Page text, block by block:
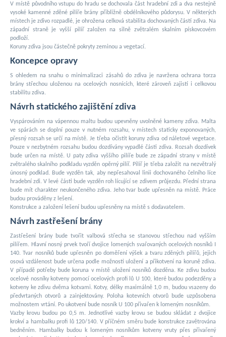
V místě původního vstupu do hradu se dochovala část hradební zdi a dva nestejně
vysoké kamenné zděné pilíře brány přibližně obdélníkového půdorysu. V některých
místech je zdivo rozpadlé, je ohrožena celková stabilita dochovaných částí zdiva. Na
západní straně je vyšší pilíř založen na silně zvětralém skalním pískovcovém
podloží.
Koruny zdiva jsou částečně pokryty zeminou a vegetací.
Koncepce opravy
S ohledem na snahu o minimalizaci zásahů do zdiva je navržena ochrana torza
brány střechou uloženou na ocelových nosnících, které zároveň zajistí i celkovou
stabilitu zdiva.
Návrh statického zajištění zdiva
Vyspárováním na vápennou maltu budou upevněny uvolněné kameny zdiva. Malta
ve spárách se doplní pouze v nutném rozsahu, v místech staticky exponovaných,
přesný rozsah se určí na místě. Je třeba očistit koruny zdiva od náletové vegetace.
Pouze v nezbytném rozsahu budou dozdívány vypadlé části zdiva. Rozsah dozdívek
bude určen na místě. U paty zdiva vyššího pilíře bude ze západní strany v místě
zvětralého skalního podkladu vyzděn opěrný pilíř. Pilíř je třeba založit na nezvětralý
únosný podklad. Bude vyzděn tak, aby nepřesahoval linii dochovaného čelního líce
hradební zdi. V levé části bude vyzděn roh lícující se zdivem průjezdu. Přední strana
bude mít charakter neukončeného zdiva. Jeho tvar bude upřesněn na místě. Práce
budou prováděny z lešení.
Konstrukce a založení lešení budou upřesněny na místě s dodavatelem.
Návrh zastřešení brány
Zastřešení brány bude tvořit valbová střecha se stanovou střechou nad vyšším
pilířem. Hlavní nosný prvek tvoří dvojice lomených svařovaných ocelových nosníků I
140. Tvar nosníků bude upřesněn po doměření výšek a tvaru zděných pilířů, jejich
osová vzdálenost bude určena podle možnosti uložení a přikotvení na koruně zdiva.
V případě potřeby bude koruna v místě uložení nosníků dozděna. Ke zdivu budou
ocelové nosníky kotveny pomocí ocelových profi lů U 100, které budou podezděny a
kotveny ke zdivu dvěma kotvami. Kotvy, délky maximálně 1,0 m, budou vsazeny do
předvrtaných otvorů a zainjektovány. Poloha kotevních otvorů bude uzpůsobena
možnostem vrtání. Po ukotvení bude nosník U 100 přivařen k lomeným nosníkům.
Vazby krovu budou po 0,5 m. Jednotlivé vazby krovu se budou skládat z dvojice
krokví a hambalku profi lů 120/140. V příčném směru bude konstrukce zavětrována
bedněním. Hambalky budou k lomeným nosníkům kotveny vruty přes přivařený